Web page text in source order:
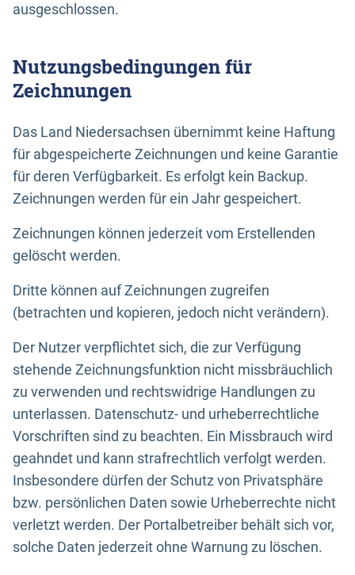
ausgeschlossen.
Nutzungsbedingungen für
Zeichnungen
Das Land Niedersachsen übernimmt keine Haftung
für abgespeicherte Zeichnungen und keine Garantie
für deren Verfügbarkeit. Es erfolgt kein Backup.
Zeichnungen werden für ein Jahr gespeichert.
Zeichnungen können jederzeit vom Erstellenden
gelöscht werden.
Dritte können auf Zeichnungen zugreifen
(betrachten und kopieren, jedoch nicht verändern).
Der Nutzer verpflichtet sich, die zur Verfügung
stehende Zeichnungsfunktion nicht missbräuchlich
zu verwenden und rechtswidrige Handlungen zu
unterlassen. Datenschutz- und urheberrechtliche
Vorschriften sind zu beachten. Ein Missbrauch wird
geahndet und kann strafrechtlich verfolgt werden.
Insbesondere dürfen der Schutz von Privatsphäre
bzw. persönlichen Daten sowie Urheberrechte nicht
verletzt werden. Der Portalbetreiber behält sich vor,
solche Daten jederzeit ohne Warnung zu löschen.